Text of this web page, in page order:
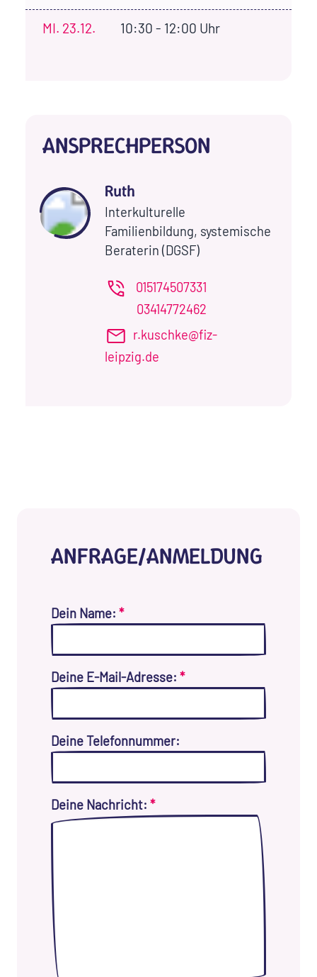
MI. 23.12. 10:30 - 12:00 Uhr
ANSPRECHPERSON
Ruth
Interkulturelle
Familienbildung, systemische
Beraterin (DGSF)
015174507331
03414772462
r.kuschke@fiz-
leipzig.de
ANFRAGE/ANMELDUNG
Dein Name: *
Deine E-Mail-Adresse: *
Deine Telefonnummer:
Deine Nachricht: *